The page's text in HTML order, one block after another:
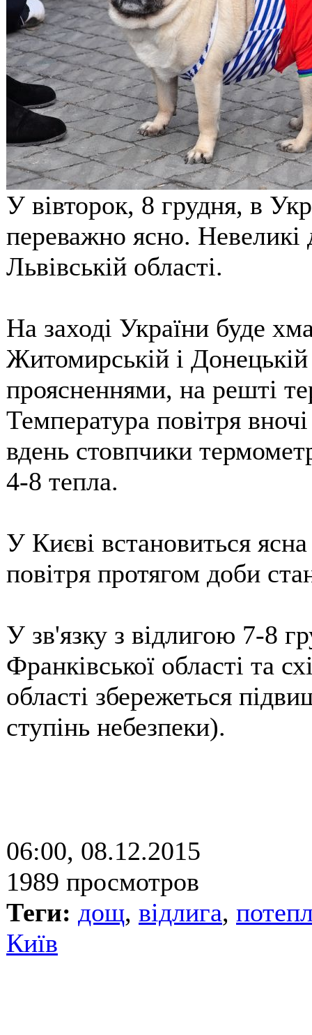
У вівторок, 8 грудня, в
переважно ясно.
Львівській області.
На заході України буде
Житомирській і
проясненнями, на решті
Температура повітря
вдень стовпчики
4-8 тепла.
У Києві встановиться
повітря протягом доби
У зв'язку з відлигою 7-8
Франківської області та
області збережеться
ступінь небезпеки).
06:00, 08.12.2015
1989 просмотров
Теги: дощ, відлига,
Київ